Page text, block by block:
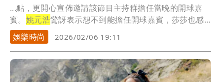
...點，更開心宣佈邀請該節目主持群擔任當晚的開球嘉
賓。 姚元浩驚訝表示想不到能擔任開球嘉賓，莎莎也感
謝郭泓...
娛樂時尚 2026/02/06 19:11